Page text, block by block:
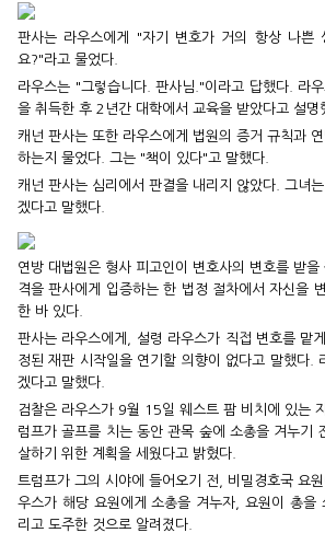
판사는 라우스에게 "자기 변호가 거의 항상 나쁜
요?"라고 물었다.
라우스는 "그렇습니다. 판사님."이라고 답했다. 라
을 취득한 후 2년간 대학에서 교육을 받았다고 설명
캐넌 판사는 또한 라우스에게 법원의 증거 규칙과
하는지 물었다. 그는 "책이 있다"고 말했다.
캐넌 판사는 심리에서 판결을 내리지 않았다. 그녀
겠다고 말했다.
연방 대법원은 형사 피고인이 변호사의 변호를 받
격을 판사에게 입증하는 한 법정 절차에서 자신을
한 바 있다.
판사는 라우스에게, 설령 라우스가 직접 변호를 맡
정된 재판 시작일을 연기할 의향이 없다고 말했다.
겠다고 말했다.
검찰은 라우스가 9월 15일 웨스트 팜 비치에 있는
럼프가 골프를 치는 동안 관목 숲에 소총을 겨누기
살하기 위한 계획을 세웠다고 밝혔다.
트럼프가 그의 시야에 들어오기 전, 비밀경호국 요
우스가 해당 요원에게 소총을 겨누자, 요원이 총을
리고 도주한 것으로 알려졌다.